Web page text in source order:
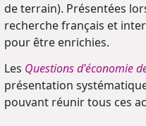
de terrain). Présentées
recherche français et
pour être enrichies.
Les Questions d'économie
présentation
pouvant réunir tous ces